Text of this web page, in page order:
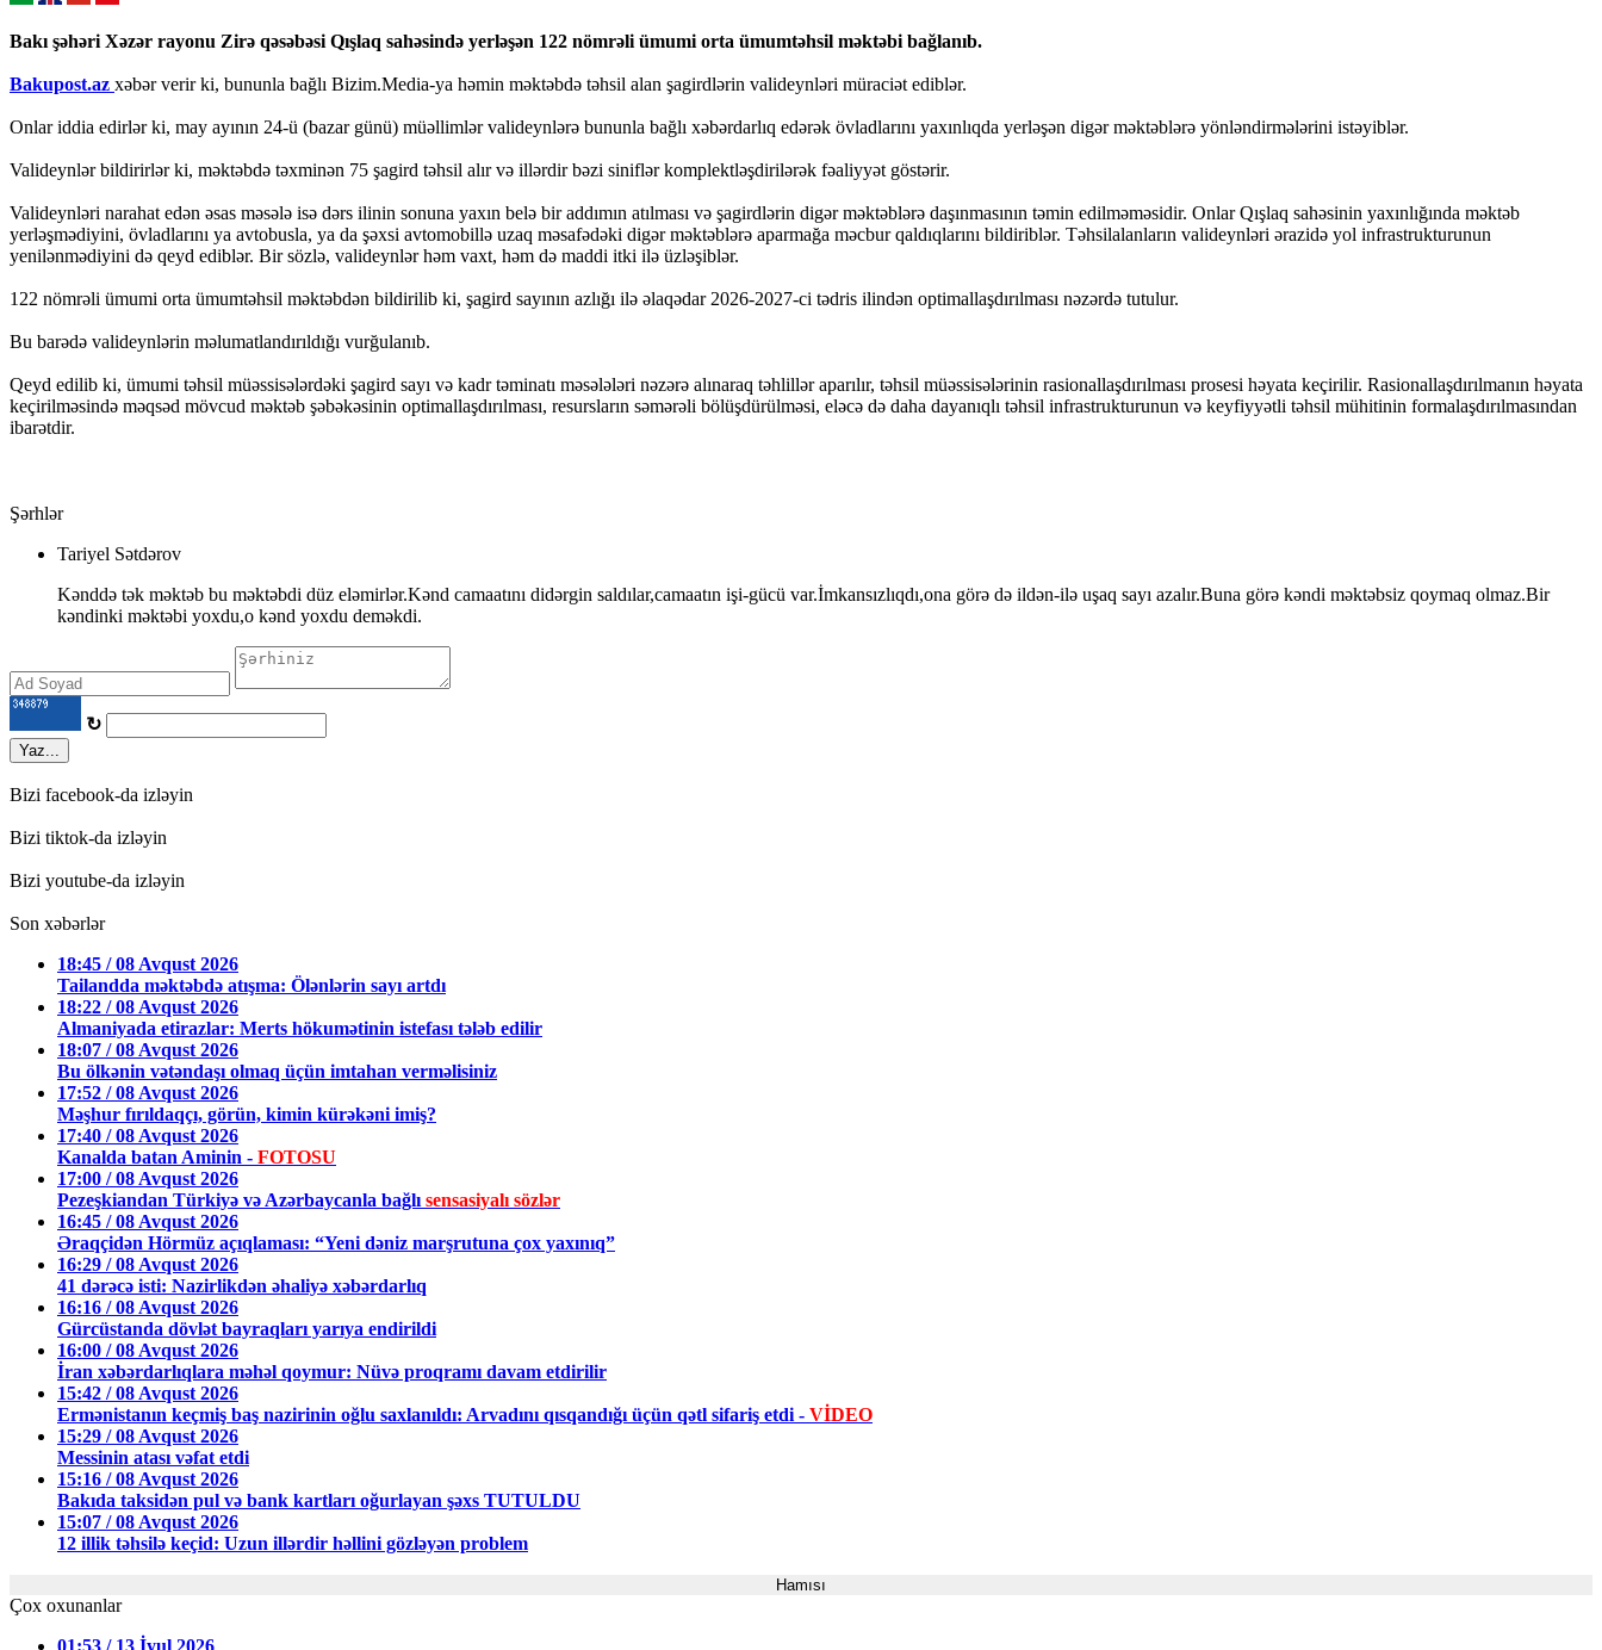
Bakı şəhəri Xəzər rayonu Zirə qəsəbəsi Qışlaq sahəsində yerləşən 122 nömrəli ümumi orta ümumtəhsil məktəbi bağlanıb.
Bakupost.az xəbər verir ki, bununla bağlı Bizim.Media-ya həmin məktəbdə təhsil alan şagirdlərin valideynləri müraciət ediblər.
Onlar iddia edirlər ki, may ayının 24-ü (bazar günü) müəllimlər valideynlərə bununla bağlı xəbərdarlıq edərək övladlarını yaxınlıqda yerləşən digər məktəblərə yönləndirmələrini istəyiblər.
Valideynlər bildirirlər ki, məktəbdə təxminən 75 şagird təhsil alır və illərdir bəzi siniflər komplektləşdirilərək fəaliyyət göstərir.
Valideynləri narahat edən əsas məsələ isə dərs ilinin sonuna yaxın belə bir addımın atılması və şagirdlərin digər məktəblərə daşınmasının təmin edilməməsidir. Onlar Qışlaq sahəsinin yaxınlığında məktəb
yerləşmədiyini, övladlarını ya avtobusla, ya da şəxsi avtomobillə uzaq məsafədəki digər məktəblərə aparmağa məcbur qaldıqlarını bildiriblər. Təhsilalanların valideynləri ərazidə yol infrastrukturunun
yenilənmədiyini də qeyd ediblər. Bir sözlə, valideynlər həm vaxt, həm də maddi itki ilə üzləşiblər.
122 nömrəli ümumi orta ümumtəhsil məktəbdən bildirilib ki, şagird sayının azlığı ilə əlaqədar 2026-2027-ci tədris ilindən optimallaşdırılması nəzərdə tutulur.
Bu barədə valideynlərin məlumatlandırıldığı vurğulanıb.
Qeyd edilib ki, ümumi təhsil müəssisələrdəki şagird sayı və kadr təminatı məsələləri nəzərə alınaraq təhlillər aparılır, təhsil müəssisələrinin rasionallaşdırılması prosesi həyata keçirilir. Rasionallaşdırılmanın həyata
keçirilməsində məqsəd mövcud məktəb şəbəkəsinin optimallaşdırılması, resursların səmərəli bölüşdürülməsi, eləcə də daha dayanıqlı təhsil infrastrukturunun və keyfiyyətli təhsil mühitinin formalaşdırılmasından
ibarətdir.
Şərhlər
Tariyel Sətdərov
Kənddə tək məktəb bu məktəbdi düz eləmirlər.Kənd camaatını didərgin saldılar,camaatın işi-gücü var.İmkansızlıqdı,ona görə də ildən-ilə uşaq sayı azalır.Buna görə kəndi məktəbsiz qoymaq olmaz.Bir
kəndinki məktəbi yoxdu,o kənd yoxdu deməkdi.
↻
Yaz...
Bizi facebook-da izləyin
Bizi tiktok-da izləyin
Bizi youtube-da izləyin
Son xəbərlər
18:45 / 08 Avqust 2026
Tailandda məktəbdə atışma: Ölənlərin sayı artdı
18:22 / 08 Avqust 2026
Almaniyada etirazlar: Merts hökumətinin istefası tələb edilir
18:07 / 08 Avqust 2026
Bu ölkənin vətəndaşı olmaq üçün imtahan verməlisiniz
17:52 / 08 Avqust 2026
Məşhur fırıldaqçı, görün, kimin kürəkəni imiş?
17:40 / 08 Avqust 2026
Kanalda batan Aminin - FOTOSU
17:00 / 08 Avqust 2026
Pezeşkiandan Türkiyə və Azərbaycanla bağlı sensasiyalı sözlər
16:45 / 08 Avqust 2026
Əraqçidən Hörmüz açıqlaması: “Yeni dəniz marşrutuna çox yaxınıq”
16:29 / 08 Avqust 2026
41 dərəcə isti: Nazirlikdən əhaliyə xəbərdarlıq
16:16 / 08 Avqust 2026
Gürcüstanda dövlət bayraqları yarıya endirildi
16:00 / 08 Avqust 2026
İran xəbərdarlıqlara məhəl qoymur: Nüvə proqramı davam etdirilir
15:42 / 08 Avqust 2026
Ermənistanın keçmiş baş nazirinin oğlu saxlanıldı: Arvadını qısqandığı üçün qətl sifariş etdi - VİDEO
15:29 / 08 Avqust 2026
Messinin atası vəfat etdi
15:16 / 08 Avqust 2026
Bakıda taksidən pul və bank kartları oğurlayan şəxs TUTULDU
15:07 / 08 Avqust 2026
12 illik təhsilə keçid: Uzun illərdir həllini gözləyən problem
Hamısı
Çox oxunanlar
01:53 / 13 İyul 2026